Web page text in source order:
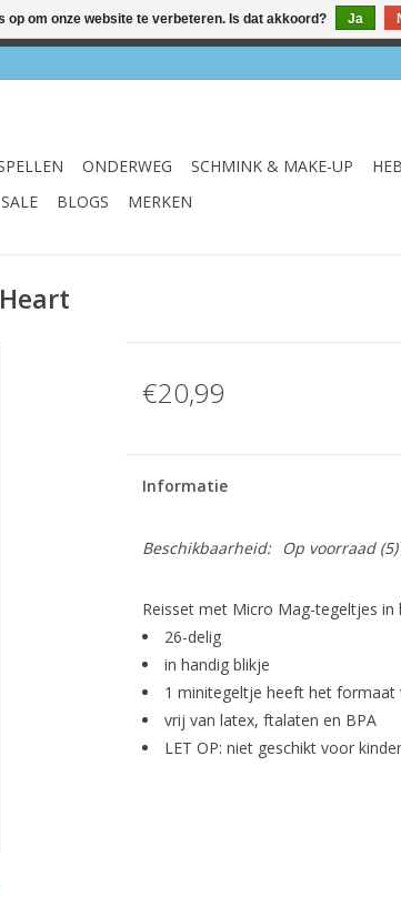
ONDERWEG SCHMINK & MAKE-UP
SALE BLOGS MERKEN
€20,99
Informatie
Beschikbaarheid: Op voorraad(5)
Reisset met Micro Mag-tegeltjes in
26-delig
in handig blikje
1 minitegeltje heeft het formaat
vrij van latex, ftalaten en BPA
LET OP: niet geschikt voor
op om onze website te verbeteren. Is dat akkoord? Ja
webshop ✔ Gratis verzenden vanaf €75 ✔